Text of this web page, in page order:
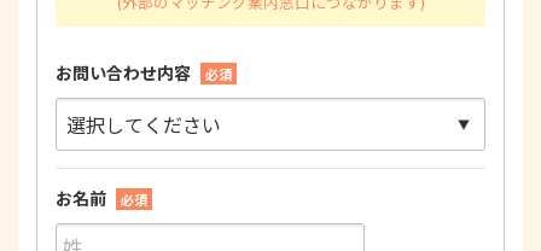
お問い合わせ内容 必須
お名前 必須